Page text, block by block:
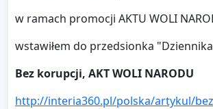
w ramach promocji AKTU WOLI
wstawiłem do przedsionka
Bez korupcji, AKT WOLI NARODU
http://interia360.pl/polska/artykul/